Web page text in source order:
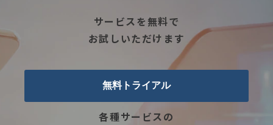
サービスを無料で
お試しいただけます
無料トライアル
各種サービスの